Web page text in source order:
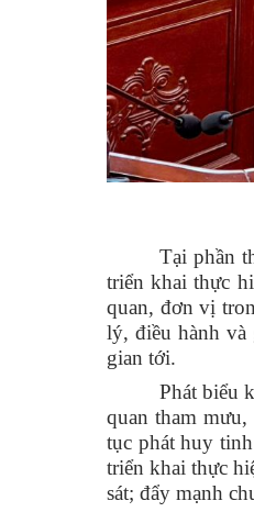
Tại phần
triển khai thực
quan, đơn vị
lý, điều hành và
gian tới.
Phát biểu
quan tham
tục phát huy
triển khai thực
sát; đẩy mạnh